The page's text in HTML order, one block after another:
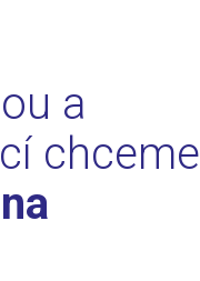
a
chceme